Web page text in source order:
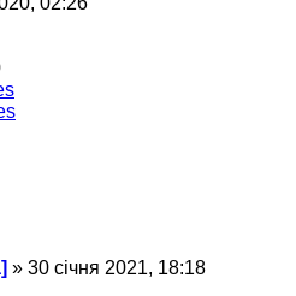
» 30 січня 2021, 18:18